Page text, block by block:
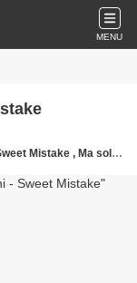
MENU
, Ma solange Oussou